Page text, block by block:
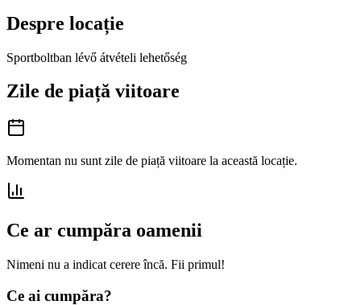
Despre locație
Sportboltban lévő átvételi lehetőség
Zile de piață viitoare
Momentan nu sunt zile de piață viitoare la această locație.
Ce ar cumpăra oamenii
Nimeni nu a indicat cerere încă. Fii primul!
Ce ai cumpăra?